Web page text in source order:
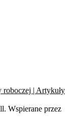
roboczej | Artykuły
Wspierane przez